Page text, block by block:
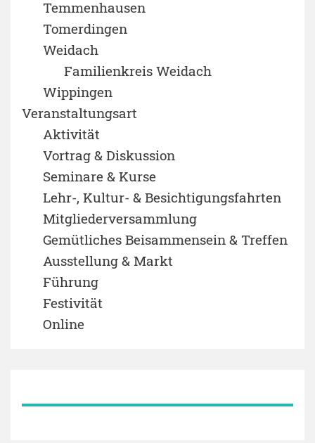
Temmenhausen
Tomerdingen
Weidach
Familienkreis Weidach
Wippingen
Veranstaltungsart
Aktivität
Vortrag & Diskussion
Seminare & Kurse
Lehr-, Kultur- & Besichtigungsfahrten
Mitgliederversammlung
Gemütliches Beisammensein & Treffen
Ausstellung & Markt
Führung
Festivität
Online